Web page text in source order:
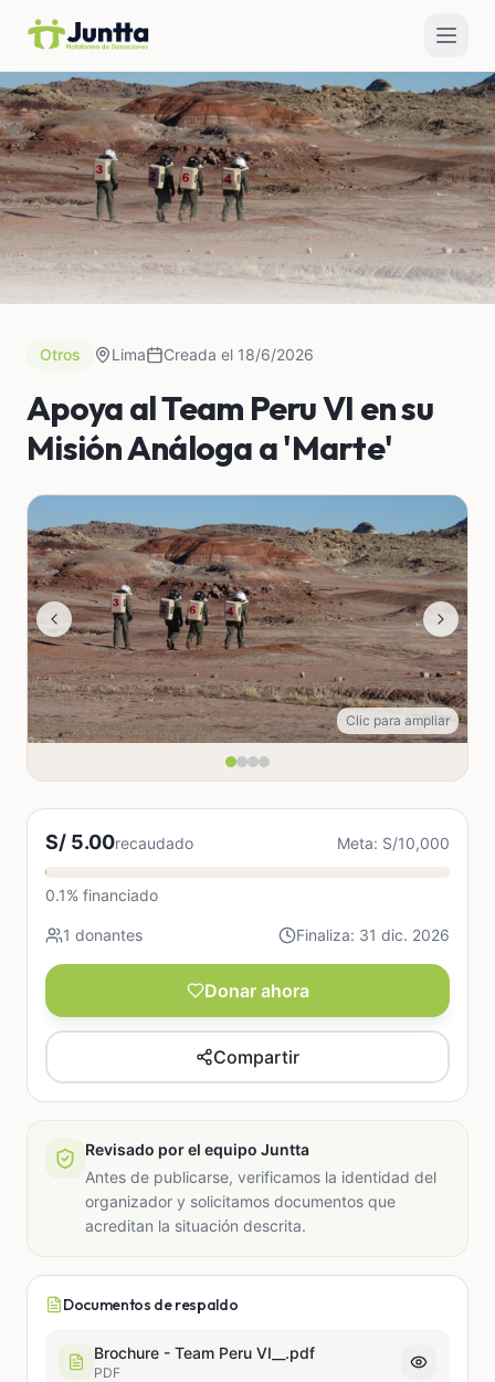
Otros Lima Creada el 18/6/2026
Apoya al Team Peru VI en su
Misión Análoga a 'Marte'
Clic para ampliar
S/ 5.00recaudado Meta: S/10,000
0.1% financiado
1 donantes Finaliza: 31 dic. 2026
Donar ahora
Compartir
Revisado por el equipo Juntta
Antes de publicarse, verificamos la identidad del
organizador y solicitamos documentos que
acreditan la situación descrita.
Documentos de respaldo
Brochure - Team Peru VI__.pdf
PDF